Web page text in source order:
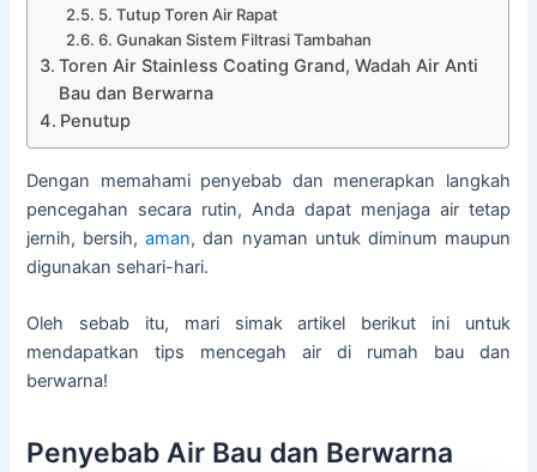
5. Tutup Toren Air Rapat
6. Gunakan Sistem Filtrasi Tambahan
Toren Air Stainless Coating Grand, Wadah Air Anti
Bau dan Berwarna
Penutup
Dengan memahami penyebab dan menerapkan langkah
pencegahan secara rutin, Anda dapat menjaga air tetap
jernih, bersih,aman, dan nyaman untuk diminum maupun
digunakan sehari-hari.
Oleh sebab itu, mari simak artikel berikut ini untuk
mendapatkan tips mencegah air di rumah bau dan
berwarna!
Penyebab Air Bau dan Berwarna